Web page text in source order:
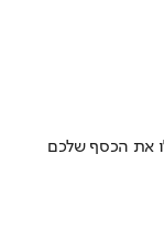
את הכסף שלכם